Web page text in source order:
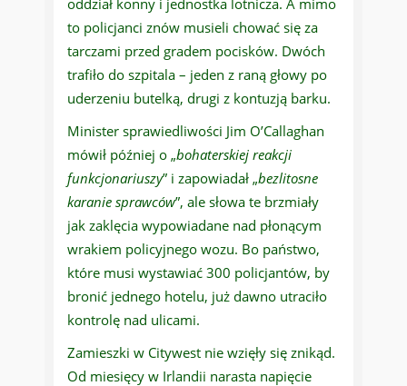
to policjanci znów musieli chować się za
tarczami przed gradem pocisków. Dwóch
trafiło do szpitala – jeden z raną głowy po
uderzeniu butelką, drugi z kontuzją barku.
Minister sprawiedliwości Jim O’Callaghan
mówił później o „bohaterskiej reakcji
funkcjonariuszy” i zapowiadał „bezlitosne
karanie sprawców”, ale słowa te brzmiały
jak zaklęcia wypowiadane nad płonącym
wrakiem policyjnego wozu. Bo państwo,
które musi wystawiać 300 policjantów, by
bronić jednego hotelu, już dawno utraciło
kontrolę nad ulicami.
Zamieszki w Citywest nie wzięły się znikąd.
Od miesięcy w Irlandii narasta napięcie